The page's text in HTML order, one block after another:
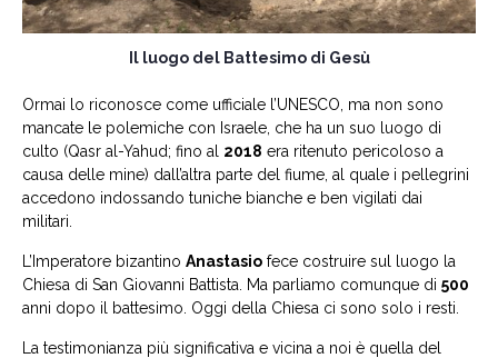
Il luogo del Battesimo di Gesù
Ormai lo riconosce come ufficiale l’UNESCO, ma non sono
mancate le polemiche con Israele, che ha un suo luogo di
culto (Qasr al-Yahud; fino al 2018 era ritenuto pericoloso a
causa delle mine) dall’altra parte del fiume, al quale i pellegrini
accedono indossando tuniche bianche e ben vigilati dai
militari.
L’Imperatore bizantino Anastasio fece costruire sul luogo la
Chiesa di San Giovanni Battista. Ma parliamo comunque di 500
anni dopo il battesimo. Oggi della Chiesa ci sono solo i resti.
La testimonianza più significativa e vicina a noi è quella del